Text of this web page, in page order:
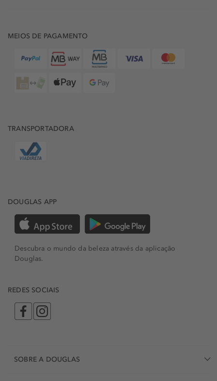
MEIOS DE PAGAMENTO
TRANSPORTADORA
DOUGLAS APP
Descubra o mundo da beleza através da aplicação
Douglas.
REDES SOCIAIS
SOBRE A DOUGLAS